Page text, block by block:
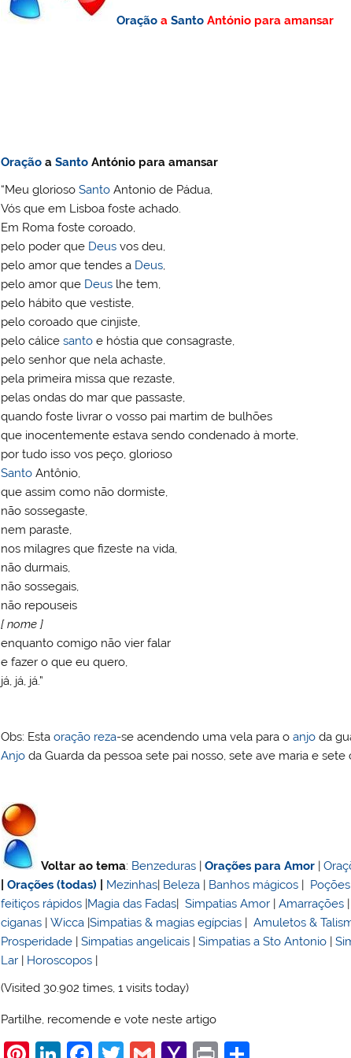
Oração aSanto António para amansar
Oração aSanto António para amansar
“Meu gloriosoSanto Antonio de Pádua,
Vós que em Lisboa foste achado.
Em Roma foste coroado,
pelo poder que Deus vos deu,
pelo amor que tendes a Deus,
pelo amor que Deus lhe tem,
pelo hábito que vestiste,
pelo coroado que cinjiste,
pelo cálicesanto e hóstia que consagraste,
pelo senhor que nela achaste,
pela primeira missa que rezaste,
pelas ondas do mar que passaste,
quando foste livrar o vosso pai martim de bulhões
que inocentemente estava sendo condenado à morte,
por tudo isso vos peço, glorioso
Santo Antônio,
que assim como não dormiste,
não sossegaste,
nem paraste,
nos milagres que fizeste na vida,
não durmais,
não sossegais,
não repouseis
[ nome ]
enquanto comigo não vier falar
e fazer o que eu quero,
já, já, já.”
Obs: Estaoração reza-se acendendo uma vela para oanjo da
Anjo da Guarda da pessoa sete pai nosso, sete ave maria e
Voltar ao tema: Benzeduras |Orações para Amor |
|Orações (todas) Mezinhas| Beleza | Banhos mágicos |
feitiços rápidos |Magia das Fadas|Simpatias Amor |Amarrações |
ciganas |Wicca |Simpatias & magias egípcias |Amuletos &
Prosperidade |Simpatias angelicais |Simpatias a Sto Antonio |
Lar | Horoscopos |
(Visited 30.902 times, 1 visits today)
Partilhe, recomende e vote neste artigo